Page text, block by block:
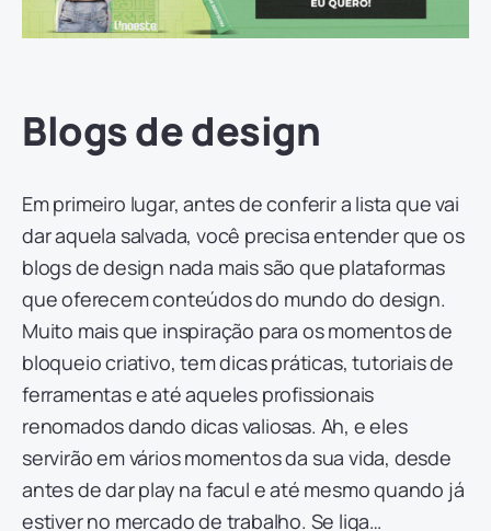
Blogs de design
Em primeiro lugar, antes de conferir a lista que vai
dar aquela salvada, você precisa entender que os
blogs de design nada mais são que plataformas
que oferecem conteúdos do mundo do design.
Muito mais que inspiração para os momentos de
bloqueio criativo, tem dicas práticas, tutoriais de
ferramentas e até aqueles profissionais
renomados dando dicas valiosas. Ah, e eles
servirão em vários momentos da sua vida, desde
antes de dar play na facul e até mesmo quando já
estiver no mercado de trabalho. Se liga…